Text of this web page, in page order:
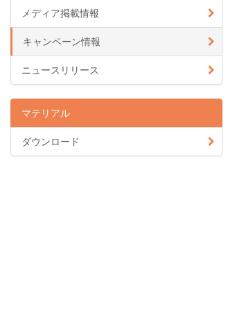
メディア掲載情報
キャンペーン情報
ニュースリリース
マテリアル
ダウンロード